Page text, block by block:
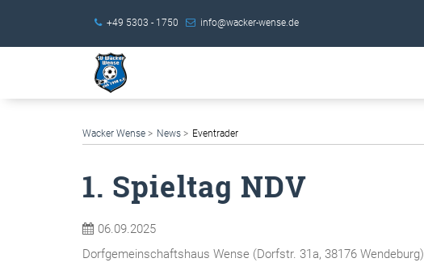
+49 5303 - 1750 info@wacker-wense.de
Wacker Wense News Eventrader
1. Spieltag NDV
06.09.2025
Dorfgemeinschaftshaus Wense (Dorfstr. 31a, 38176 Wendeburg)